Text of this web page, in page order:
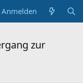
Anmelden
zur